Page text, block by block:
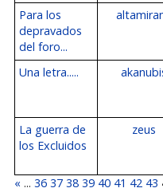
Para los
depravados
del foro...
Una letra.....
La guerra de
los Excluidos
zeus
« ... 36 37 38 39 40 41 42 43